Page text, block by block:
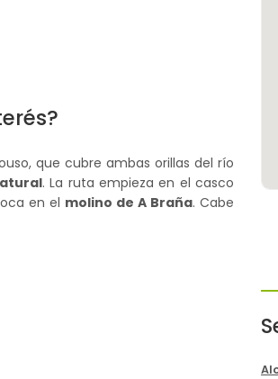
que cubre ambas orillas del río
. La ruta empieza en el casco
en el molino de A Braña. Cabe